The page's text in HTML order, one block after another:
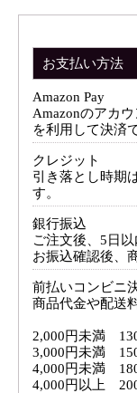
お支払い方法
Amazon Pay
Amazonのアカ
を利用して決済
クレジット
引き落とし時期
す。
銀行振込
ご注文後、5日以
お振込確認後、
前払いコンビニ
商品代金や配送
2,000円未満
3,000円未満
4,000円未満
4,000円以上